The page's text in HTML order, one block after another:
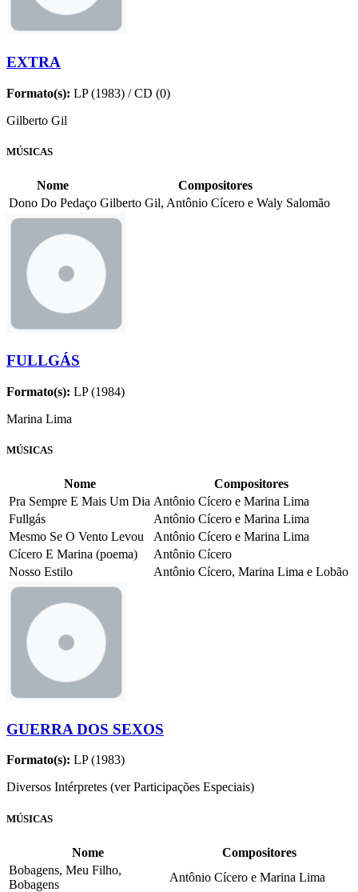
EXTRA
Formato(s): LP (1983) / CD (0)
Gilberto Gil
MÚSICAS
Nome
Compositores
Dono Do Pedaço Gilberto Gil, Antônio Cícero e Waly Salomão
FULLGÁS
Formato(s): LP (1984)
Marina Lima
MÚSICAS
Nome
Compositores
Pra Sempre E Mais Um Dia Antônio Cícero e Marina Lima
Fullgás
Antônio Cícero e Marina Lima
Mesmo Se O Vento Levou
Antônio Cícero e Marina Lima
Cícero E Marina (poema)
Antônio Cícero
Nosso Estilo
Antônio Cícero, Marina Lima e Lobão
GUERRA DOS SEXOS
Formato(s): LP (1983)
Diversos Intérpretes (ver Participações Especiais)
MÚSICAS
Nome
Compositores
Bobagens, Meu Filho,
Bobagens
Antônio Cícero e Marina Lima